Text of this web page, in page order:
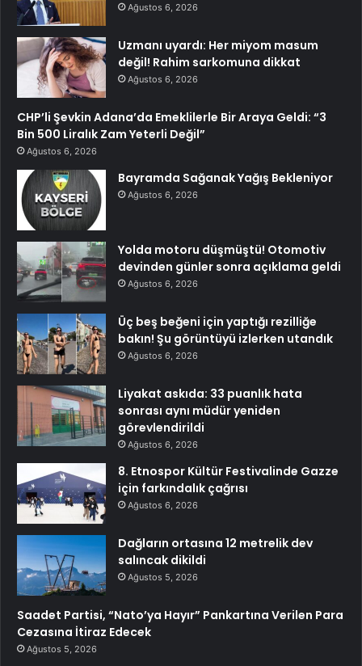
Ağustos 6, 2026
Uzmanı uyardı: Her miyom masum
değil! Rahim sarkomuna dikkat
Ağustos 6, 2026
CHP’li Şevkin Adana’da Emeklilerle Bir Araya Geldi: “3
Bin 500 Liralık Zam Yeterli Değil”
Ağustos 6, 2026
Bayramda Sağanak Yağış Bekleniyor
Ağustos 6, 2026
Yolda motoru düşmüştü! Otomotiv
devinden günler sonra açıklama geldi
Ağustos 6, 2026
Üç beş beğeni için yaptığı rezilliğe
bakın! Şu görüntüyü izlerken utandık
Ağustos 6, 2026
Liyakat askıda: 33 puanlık hata
sonrası aynı müdür yeniden
görevlendirildi
Ağustos 6, 2026
8. Etnospor Kültür Festivalinde Gazze
için farkındalık çağrısı
Ağustos 6, 2026
Dağların ortasına 12 metrelik dev
salıncak dikildi
Ağustos 5, 2026
Saadet Partisi, “Nato’ya Hayır” Pankartına Verilen Para
Cezasına İtiraz Edecek
Ağustos 5, 2026